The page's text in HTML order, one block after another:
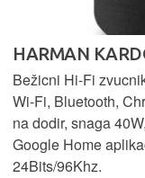
HARMAN
Bežicni Hi-Fi
Wi-Fi, Bluetooth,
na dodir, snaga
Google Home
24Bits/96Khz.